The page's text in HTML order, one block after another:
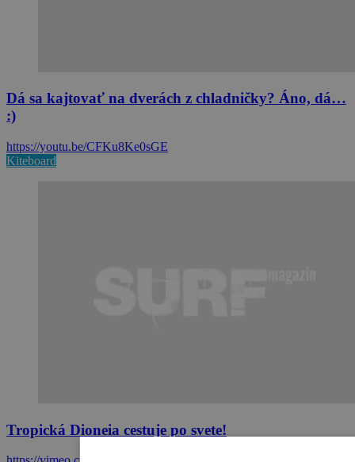
Dá sa kajtovať na dverách z chladničky? Áno, dá…
:)
https://youtu.be/CFKu8Ke0sGE
Kiteboard
Tropická Dioneia cestuje po svete!